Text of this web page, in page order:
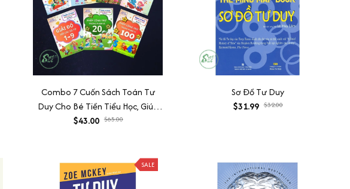
Combo 7 Cuốn Sách Toán Tư
Duy Cho Bé Tiền Tiểu Học, Giúp
bé Thành Thạo Tính Toán, Phát
$43.00 $65.00
Sơ Đồ Tư Duy
$31.99 $32.00
SALE